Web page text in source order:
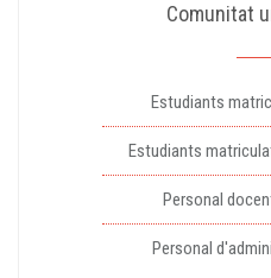
Comunitat
Estudiants
Estudiants
Personal
Personal